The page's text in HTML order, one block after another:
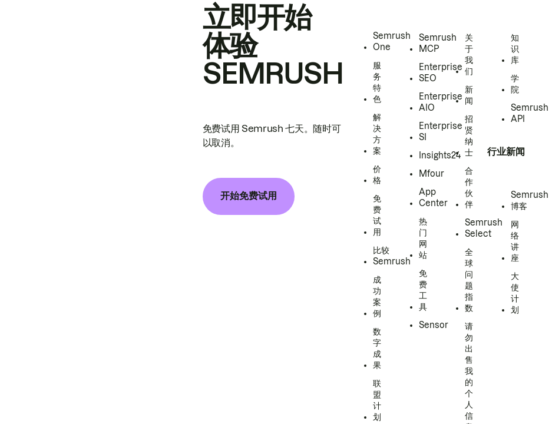
立即开始
体验
SEMRUSH
免费试用 Semrush 七天。随时可
以取消。
开始免费试用
Semrush
One
服
务
特
色
解
决
方
案
价
格
免
费
试
用
比较
Semrush
成
功
案
例
数
字
成
果
联
盟
计
划
Semrush
MCP
Enterprise
SEO
Enterprise
AIO
Enterprise
SI
Insights24
Mfour
App
Center
热
门
网
站
免
费
工
具
Sensor
关
于
我
们
新
闻
招
贤
纳
士
合
作
伙
伴
Semrush
Select
全
球
问
题
指
数
请
勿
出
售
我
的
个
人
信
知
识
库
学
院
Semrush
API
行业新闻
Semrush
博客
网
络
讲
座
大
使
计
划